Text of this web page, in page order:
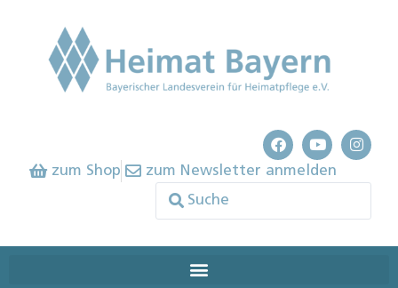
zum Shop zum Newsletter anmelden